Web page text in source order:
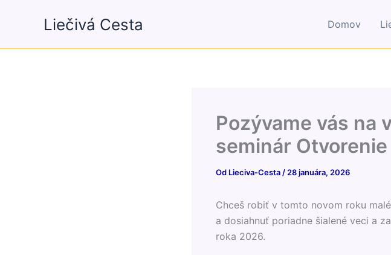
Liečivá Cesta Domov
Pozývame vás na
seminár
Od Lieciva-Cesta / 28 januára, 2026
Chceš robiť v tomto novom roku
a dosiahnuť poriadne šialené veci a
roka 2026.